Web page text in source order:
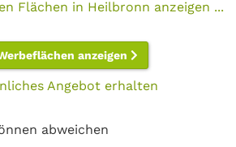
Flächen in Heilbronn anzeigen ...
anzeigen
Angebot erhalten
abweichen